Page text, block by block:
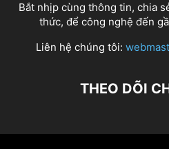
Bắt nhịp cùng thông tin, chia
thức, để công nghệ đến
Liên hệ chúng tôi:
THEO DÕI